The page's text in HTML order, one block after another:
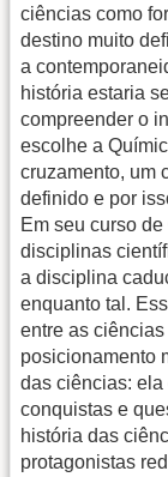
ciências como
destino muito
a
história estaria
compreender o
escolhe a
cruzamento, um
definido e por
Em seu curso
disciplinas
a disciplina
enquanto tal.
entre as
posicionamento
das ciências:
conquistas e
história das
protagonistas